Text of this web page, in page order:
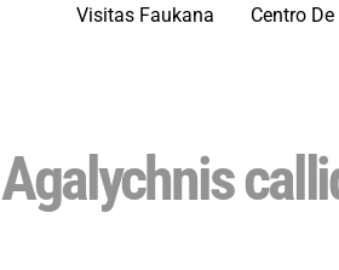
Visitas Faukana Centro
Agalychnis